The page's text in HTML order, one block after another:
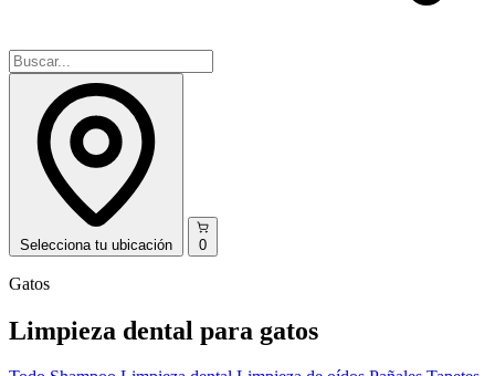
Selecciona tu ubicación 0
Gatos
Limpieza dental para gatos